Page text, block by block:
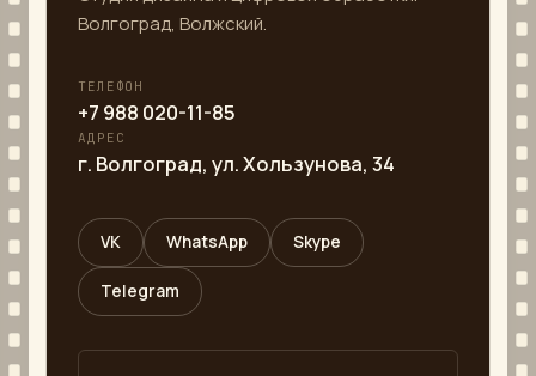
Волгоград, Волжский.
ТЕЛЕФОН
+7 988 020-11-85
АДРЕС
г. Волгоград, ул. Хользунова, 34
VK WhatsApp Skype
Telegram